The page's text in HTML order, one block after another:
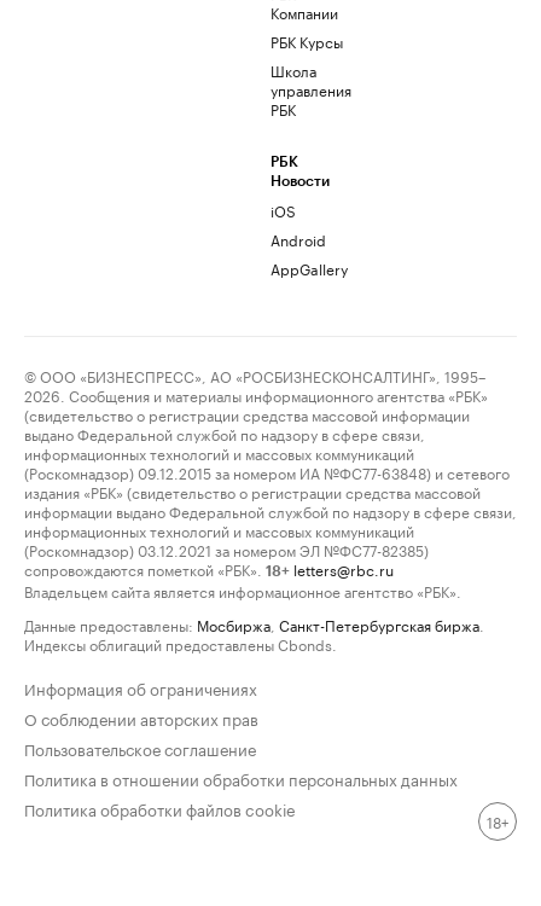
Компании
РБК Курсы
Школа
управления
РБК
РБК
Новости
iOS
Android
AppGallery
© ООО «БИЗНЕСПРЕСС», АО «РОСБИЗНЕСКОНСАЛТИНГ», 1995–
2026. Сообщения и материалы информационного агентства «РБК»
(свидетельство о регистрации средства массовой информации
выдано Федеральной службой по надзору в сфере связи,
информационных технологий и массовых коммуникаций
(Роскомнадзор) 09.12.2015 за номером ИА №ФС77-63848) и сетевого
издания «РБК» (свидетельство о регистрации средства массовой
информации выдано Федеральной службой по надзору в сфере связи,
информационных технологий и массовых коммуникаций
(Роскомнадзор) 03.12.2021 за номером ЭЛ №ФС77-82385)
сопровождаются пометкой «РБК».
18+ letters@rbc.ru
Владельцем сайта является информационное агентство «РБК».
Данные предоставлены: Мосбиржа Санкт-Петербургская биржа
Индексы облигаций предоставлены Cbonds.
Информация об ограничениях
О соблюдении авторских прав
Пользовательское соглашение
Политика в отношении обработки персональных данных
Политика обработки файлов cookie
18+